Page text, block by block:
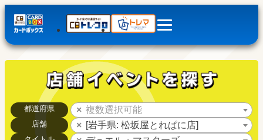
都道府県 複数選択可能
店舗 [岩手県: 松坂屋とれぱに店]